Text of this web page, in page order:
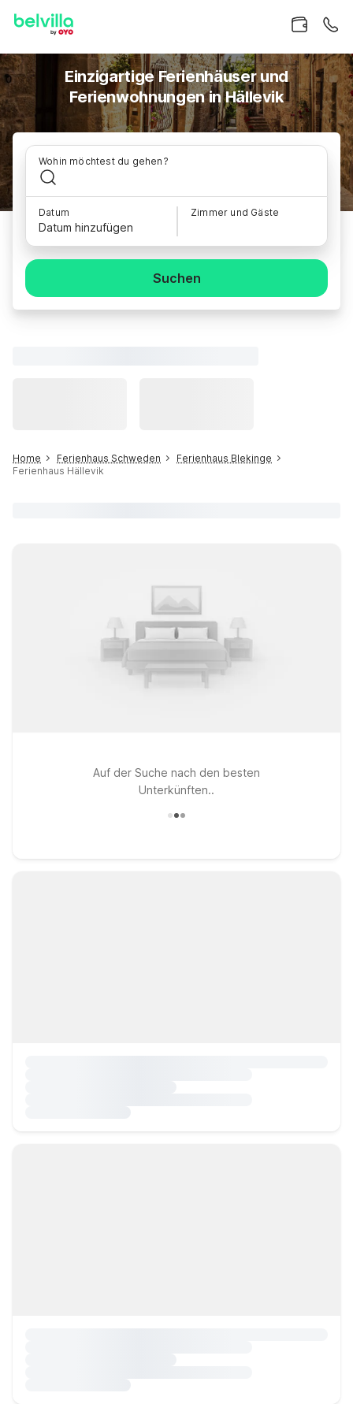
Einzigartige Ferienhäuser und
Ferienwohnungen in Hällevik
Wohin möchtest du gehen?
Datum
Datum hinzufügen
Zimmer und Gäste
Suchen
Home Ferienhaus Schweden
Ferienhaus Blekinge
Ferienhaus Hällevik
Auf der Suche nach den besten
Unterkünften..